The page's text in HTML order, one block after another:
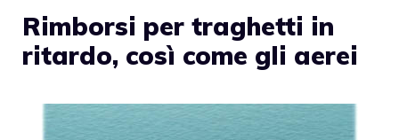
Rimborsi per traghetti in
ritardo, così come gli aerei